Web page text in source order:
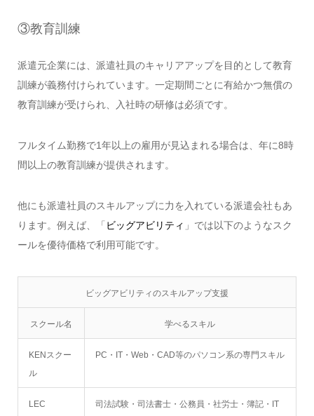
③教育訓練
派遣元企業には、派遣社員のキャリアアップを目的として教育
訓練が義務付けられています。一定期間ごとに有給かつ無償の
教育訓練が受けられ、入社時の研修は必須です。
フルタイム勤務で1年以上の雇用が見込まれる場合は、年に8時
間以上の教育訓練が提供されます。
他にも派遣社員のスキルアップに力を入れている派遣会社もあ
ります。例えば、「 ビッグアビリティ 」では以下のようなスク
ールを優待価格で利用可能です。
ビッグアビリティのスキルアップ支援
スクール名 学べるスキル
KENスクー
ル
PC・IT・Web・CAD等のパソコン系の専門スキル
LEC
司法試験・司法書士・公務員・社労士・簿記・IT